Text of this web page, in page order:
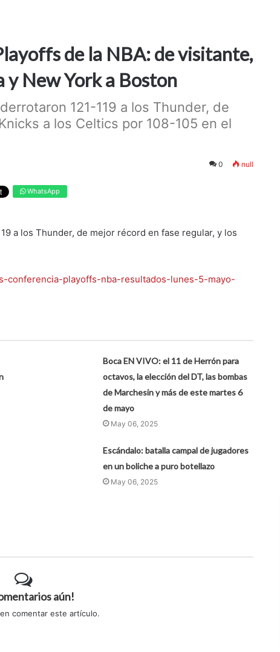
de la NBA: de visitante,
y New York a Boston
121-119 a los Thunder, de
a los Celtics por 108-105 en el
0 null
WhatsApp
a los Thunder, de mejor récord en fase regular, y los
conferencia-playoffs-nba-resultados-lunes-5-mayo-
Boca EN VIVO: el 11 de Herrón para
octavos, la elección del DT, las bombas
de Marchesin y más de este martes 6
de mayo
May 06, 2025
Escándalo: batalla campal de jugadores
en un boliche a puro botellazo
May 06, 2025
aún!
comentar este artículo.